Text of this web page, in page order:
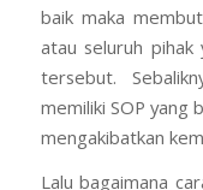
baik maka
atau seluruh
tersebut.
memiliki SOP yang
mengakibatkan
Lalu bagaimana